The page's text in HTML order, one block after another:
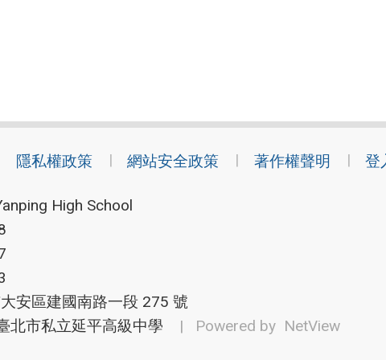
隱私權政策 網站安全政策 著作權聲明 登
High School
安區建國南路一段 275 號
北市私立延平高級中學 | Powered by NetView